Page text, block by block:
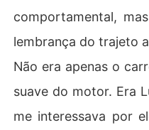
comportamental,
lembrança do trajeto
Não era apenas o
suave do motor. Era
me interessava por